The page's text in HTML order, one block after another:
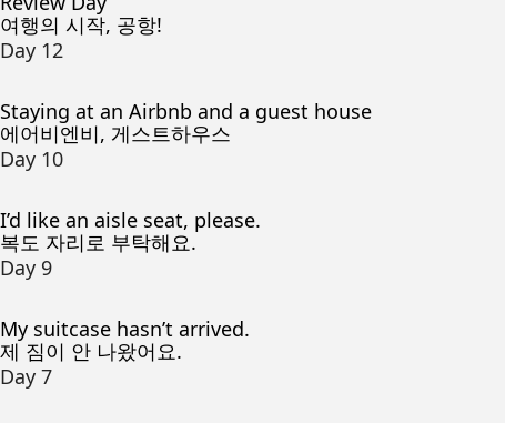
여행의 시작, 공항!
Day 12
Staying at an Airbnb and a guest house
에어비엔비, 게스트하우스
Day 10
I’d like an aisle seat, please.
복도 자리로 부탁해요.
Day 9
My suitcase hasn’t arrived.
제 짐이 안 나왔어요.
Day 7